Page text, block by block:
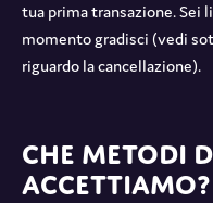
tua prima transazione. Sei
momento gradisci (vedi
riguardo la cancellazione).
Che metodi
accettiamo?